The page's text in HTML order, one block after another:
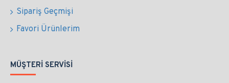
Sipariş Geçmişi
Favori Ürünlerim
MÜŞTERI SERVISI